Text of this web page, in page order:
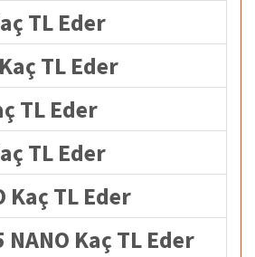
TL Eder
TL Eder
TL Eder
TL Eder
Kaç TL Eder
Kaç TL Eder